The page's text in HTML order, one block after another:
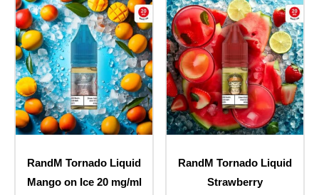
RandM Tornado Liquid
Mango on Ice 20 mg/ml
RandM Tornado Liquid
Strawberry